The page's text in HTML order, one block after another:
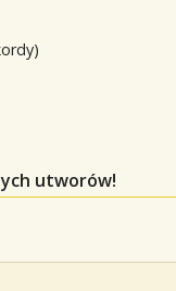
utworów!